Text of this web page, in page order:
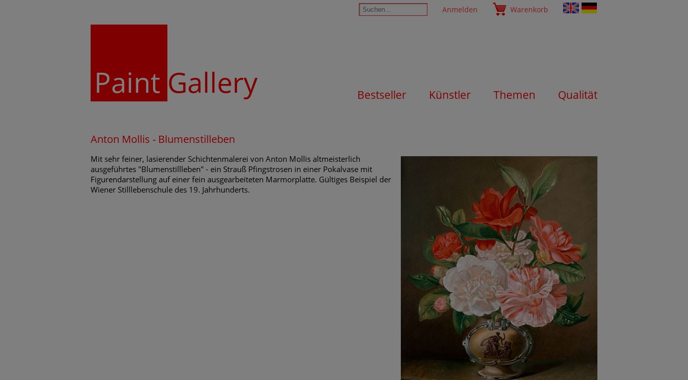
Anmelden Warenkorb
Paint Gallery Bestseller Künstler Themen Qualität
Anton Mollis - Blumenstilleben
Mit sehr feiner, lasierender Schichtenmalerei von Anton Mollis altmeisterlich
ausgeführtes "Blumenstillleben" - ein Strauß Pfingstrosen in einer Pokalvase mit
Figurendarstellung auf einer fein ausgearbeiteten Marmorplatte. Gültiges Beispiel der
Wiener Stilllebenschule des 19. Jahrhunderts.